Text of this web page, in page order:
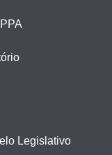
Legislativo